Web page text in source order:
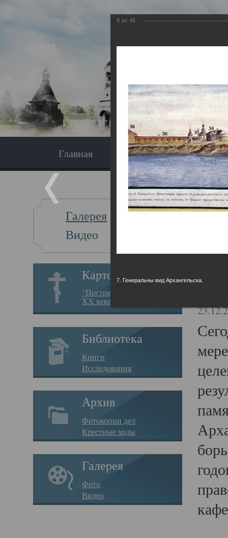
Главная Экскурсия
Галерея
Видео
Картотека
“Пострадавшие за веру в
XX веке на Севере”
Библиотека
Книги
Исследования
Архив
Фотокопии дел
Крестные ходы
Галерея
Фото
Видео
Главная
9 из 45
7. Генеральны вид Архангельска.